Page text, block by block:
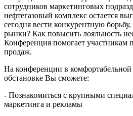
сотрудников маркетинговых
нефтегазовый комплекс остается
сегодня вести конкурентную
рынки? Как повысить лояльность
Конференция помогает участникам
продаж.
На конференции в
обстановке Вы сможете:
- Познакомиться с крупными
маркетинга и рекламы